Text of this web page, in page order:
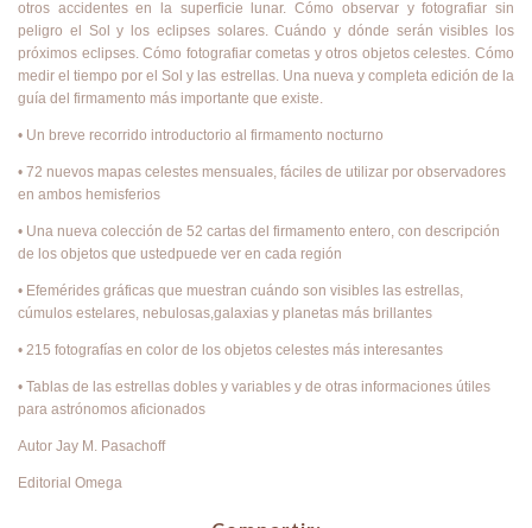
otros accidentes en la superficie lunar. Cómo observar y fotografiar sin
peligro el Sol y los eclipses solares. Cuándo y dónde serán visibles los
próximos eclipses. Cómo fotografiar cometas y otros objetos celestes. Cómo
medir el tiempo por el Sol y las estrellas. Una nueva y completa edición de la
guía del firmamento más importante que existe.
• Un breve recorrido introductorio al firmamento nocturno
• 72 nuevos mapas celestes mensuales, fáciles de utilizar por observadores
en ambos hemisferios
• Una nueva colección de 52 cartas del firmamento entero, con descripción
de los objetos que ustedpuede ver en cada región
• Efemérides gráficas que muestran cuándo son visibles las estrellas,
cúmulos estelares, nebulosas,galaxias y planetas más brillantes
• 215 fotografías en color de los objetos celestes más interesantes
• Tablas de las estrellas dobles y variables y de otras informaciones útiles
para astrónomos aficionados
Autor Jay M. Pasachoff
Editorial Omega